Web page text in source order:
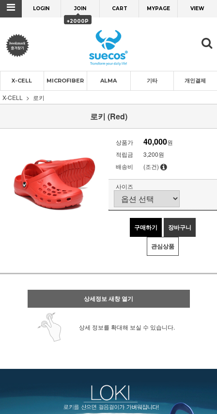
LOGIN
JOIN
+2000P
CART MYPAGE VIEW
X-CELL MICROFIBER ALMA 기타 개인결제
X-CELL 로키
로키 (Red)
상품가 40,000원
적립금
3,200원
배송비
(조건)
사이즈
구매하기 장바구니
관심상품
상세정보 새창 열기
상세 정보를 확대해 보실 수 있습니다.